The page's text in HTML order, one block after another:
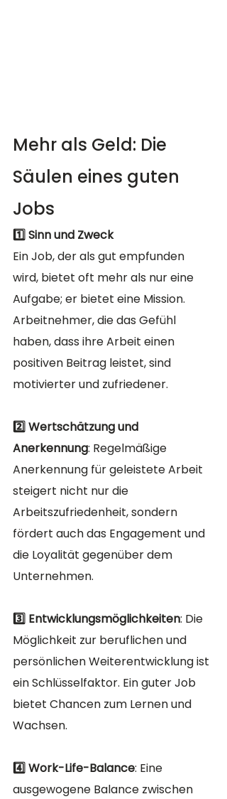
Mehr als Geld: Die
Säulen eines guten
Jobs
1️⃣ Sinn und Zweck
Ein Job, der als gut empfunden
wird, bietet oft mehr als nur eine
Aufgabe; er bietet eine Mission.
Arbeitnehmer, die das Gefühl
haben, dass ihre Arbeit einen
positiven Beitrag leistet, sind
motivierter und zufriedener.
2️⃣ Wertschätzung und
Anerkennung: Regelmäßige
Anerkennung für geleistete Arbeit
steigert nicht nur die
Arbeitszufriedenheit, sondern
fördert auch das Engagement und
die Loyalität gegenüber dem
Unternehmen.
3️⃣ Entwicklungsmöglichkeiten: Die
Möglichkeit zur beruflichen und
persönlichen Weiterentwicklung ist
ein Schlüsselfaktor. Ein guter Job
bietet Chancen zum Lernen und
Wachsen.
4️⃣ Work-Life-Balance: Eine
ausgewogene Balance zwischen